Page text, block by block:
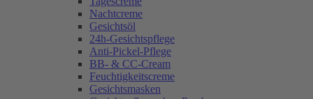
Nachtcreme
Gesichtsöl
24h-Gesichtspflege
Anti-Pickel-Pflege
BB- & CC-Cream
Feuchtigkeitscreme
Gesichtsmasken